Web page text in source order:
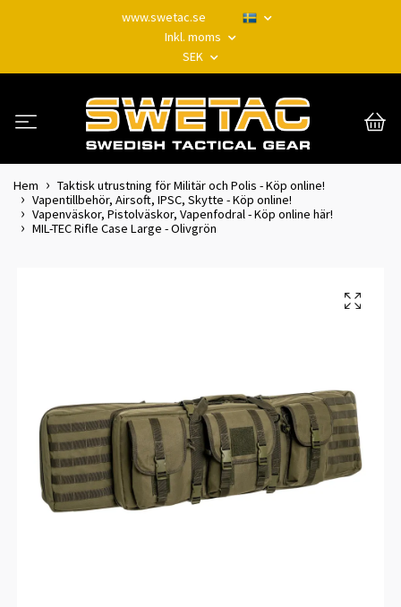
www.swetac.se
Inkl. moms
SEK
Hem
Taktisk utrustning för Militär och Polis - Köp online!
Vapentillbehör, Airsoft, IPSC, Skytte - Köp online!
Vapenväskor, Pistolväskor, Vapenfodral - Köp online här!
MIL-TEC Rifle Case Large - Olivgrön